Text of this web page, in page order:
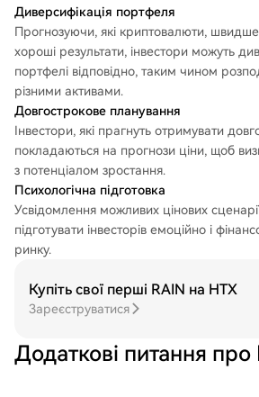
Диверсифікація портфеля
Прогнозуючи, які криптовалюти,
хороші результати, інвестори можуть
портфелі відповідно, таким чином
різними активами.
Довгострокове планування
Інвестори, які прагнуть отримувати
покладаються на прогнози ціни, щоб
з потенціалом зростання.
Психологічна підготовка
Усвідомлення можливих цінових
підготувати інвесторів емоційно і
ринку.
Купіть свої перші RAIN на HTX
Зареєструватися
Додаткові питання про